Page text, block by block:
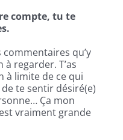
compte, tu te
commentaires qu’y
regarder. T’as
à limite de ce qui
de te sentir désiré(e)
Ça mon
vraiment grande